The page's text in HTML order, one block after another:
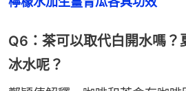
Q6：茶可以取代白開水嗎？
冰水呢？